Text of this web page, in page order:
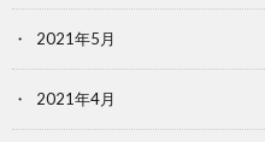
2021年5月
2021年4月